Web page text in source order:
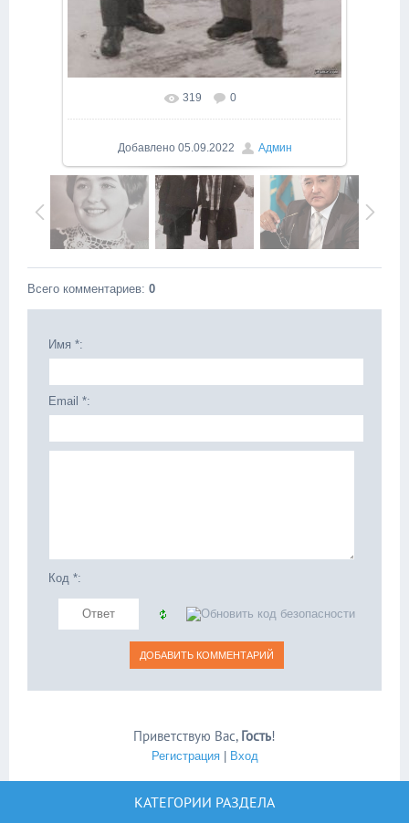
319 0
Добавлено 05.09.2022 Админ
Всего комментариев: 0
Имя *:
Email *:
Код *:
Приветствую Вас, Гость!
Регистрация| Вход
КАТЕГОРИИ РАЗДЕЛА